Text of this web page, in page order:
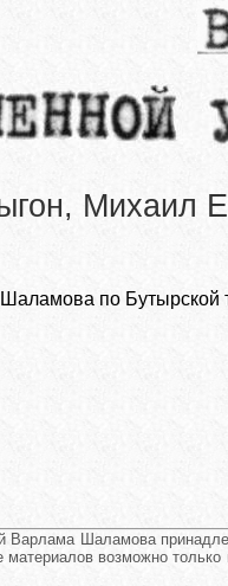
Михаил
по Бутырской
Варлама Шаламова
возможно